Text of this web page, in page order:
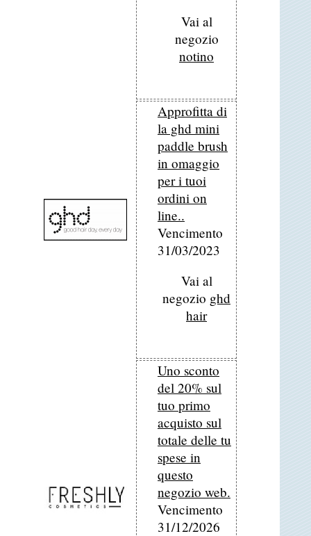
Vai al
negozio
notino
Approfitta di
la ghd mini
paddle brush
in omaggio
per i tuoi
ordini on
line..
Vencimento
31/03/2023
Vai al
negozio ghd
hair
Uno sconto
del 20% sul
tuo primo
acquisto sul
totale delle tu
spese in
questo
negozio web.
Vencimento
31/12/2026